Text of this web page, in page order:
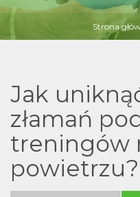
Strona
Jak
złamań
treningów
powietrzu?